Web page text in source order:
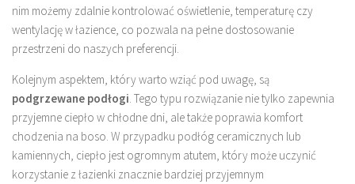
nim możemy zdalnie kontrolować oświetlenie, temperaturę czy
wentylację w łazience, co pozwala na pełne dostosowanie
przestrzeni do naszych preferencji.
Kolejnym aspektem, który warto wziąć pod uwagę, są
podgrzewane podłogi . Tego typu rozwiązanie nie tylko zapewnia
przyjemne ciepło w chłodne dni, ale także poprawia komfort
chodzenia na boso. W przypadku podłóg ceramicznych lub
kamiennych, ciepło jest ogromnym atutem, który może uczynić
korzystanie z łazienki znacznie bardziej przyjemnym